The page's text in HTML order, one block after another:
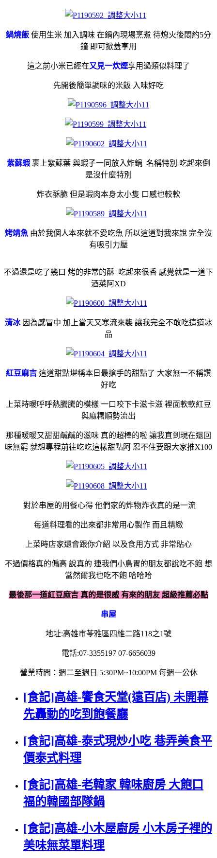
鍋燒飯 使用生米 加入調味 在鍋內現場烹煮 待熄火後悶約5分
鐘 即可掀蓋享用
這之前小米已經在又見一炊煙享用過類似料理了
先開後簡單調味的米飯 入味好吃
紫蘇蝦 裹上紫蘇葉 與蝦子一同放入炸鍋 名稱特別 吃起來倒
是沒什麼特別
炸衣酥脆 但是蝦肉本身太小隻 口感也較軟
烤靖魚 由於我個人本來就不愛吃魚 所以這道對我來說 完全沒
有吸引力壓
不過還是吃了幾口 烤的非常的酥 吃起來很香 感覺就是一道下
酒菜阿XD
清冰因為感冒中 加上當天又寒流來襲 讓我完全不敢吃這道冰
品
紅豆麻吉 這道甜點堪稱本日最搶手的甜點了 大家無一不稱讚
好吃
上菜時暖呼呼熱騰騰的模樣 一口咬下卡滋卡滋 裡面軟軟紅豆
與麻糬順勢流出
那種暖暖又甜甜鹹鹹的滋味 真的超棒的啦 讓我直到現在還回
味無窮 就想專程前往吃吃這樣甜點阿 忍不住要跟大家推X100
對於串屋的用餐心得 他們家的炸物炸衣真的是一流
每道料理看的出來都非常用心製作 而且精緻
上菜時店家還會跟你介紹 以及食用方式 非常貼心
不過價格真的偏高 說真的 連我們小鳥胃的朋友都說吃不飽 想
當然爾我也吃不飽 哈哈哈
最後那一道紅豆麻吉 真的是很威 有來的朋友 超級推薦必點
串屋
地址:高雄市苓雅區四維二路118之1號
電話:07-3355197 07-6656039
營業時間：週二至週日 5:30PM~10:00PM 每週一公休
[食記]高雄-饗食天堂(遠百店) 未開幕
先轟動的吃到飽餐廳
[食記]高雄-泰式現炒小吃 巷弄美食平
價泰式料理
[食記]高雄-老韓家 韓味廚房 大飽口
福的韓國部隊鍋
[食記]高雄-小木屋廚房 小木房子裡的
美味無菜單料理